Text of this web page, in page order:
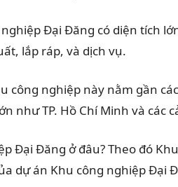
Đại Đăng có diện tích
lắp ráp, và dịch vụ.
công nghiệp này nằm gần
như TP. Hồ Chí Minh và các
Đại Đăng ở đâu? Theo đó
dự án Khu công nghiệp Đại